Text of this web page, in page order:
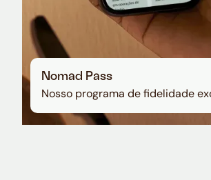
Nomad Pass
Nosso programa de fidelidade